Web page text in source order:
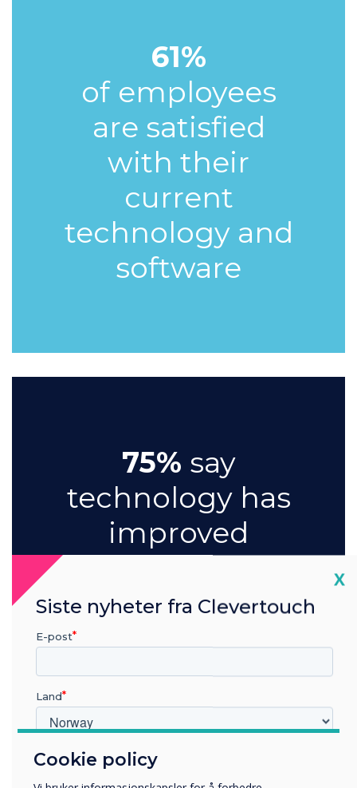
61%
of employees
are satisfied
with their
current
technology and
software
75% say
technology has
improved
meeting
engagement
and
participation
Cookie policy
X
Siste nyheter fra Clevertouch
E-post
Land
Hvilken bransje jobber du i?